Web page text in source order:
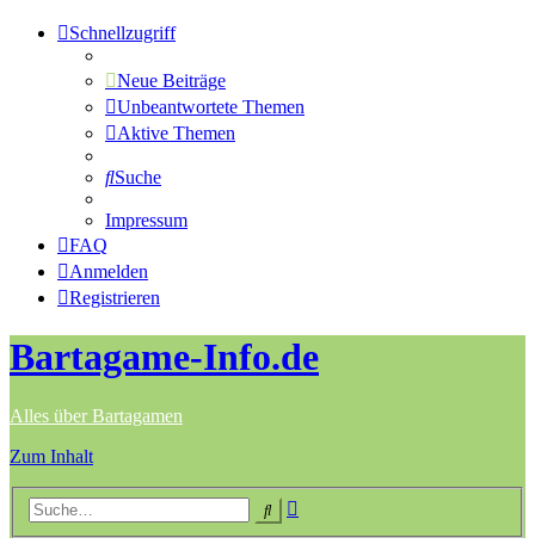
Schnellzugriff
Neue Beiträge
Unbeantwortete Themen
Aktive Themen
Suche
Impressum
FAQ
Anmelden
Registrieren
Bartagame-Info.de
Alles über Bartagamen
Zum Inhalt
Suche